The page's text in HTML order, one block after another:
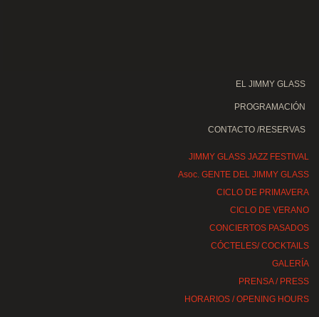
EL JIMMY GLASS
PROGRAMACIÓN
CONTACTO /RESERVAS
JIMMY GLASS JAZZ FESTIVAL
Asoc. GENTE DEL JIMMY GLASS
CICLO DE PRIMAVERA
CICLO DE VERANO
CONCIERTOS PASADOS
CÓCTELES/ COCKTAILS
GALERÍA
PRENSA / PRESS
HORARIOS / OPENING HOURS